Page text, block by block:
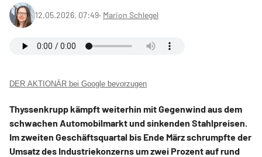
12.05.2026, 07:49‧ Marion Schlegel
DER AKTIONÄR bei Google bevorzugen
Thyssenkrupp kämpft weiterhin mit Gegenwind aus dem
schwachen Automobilmarkt und sinkenden Stahlpreisen.
Im zweiten Geschäftsquartal bis Ende März schrumpfte der
Umsatz des Industriekonzerns um zwei Prozent auf rund